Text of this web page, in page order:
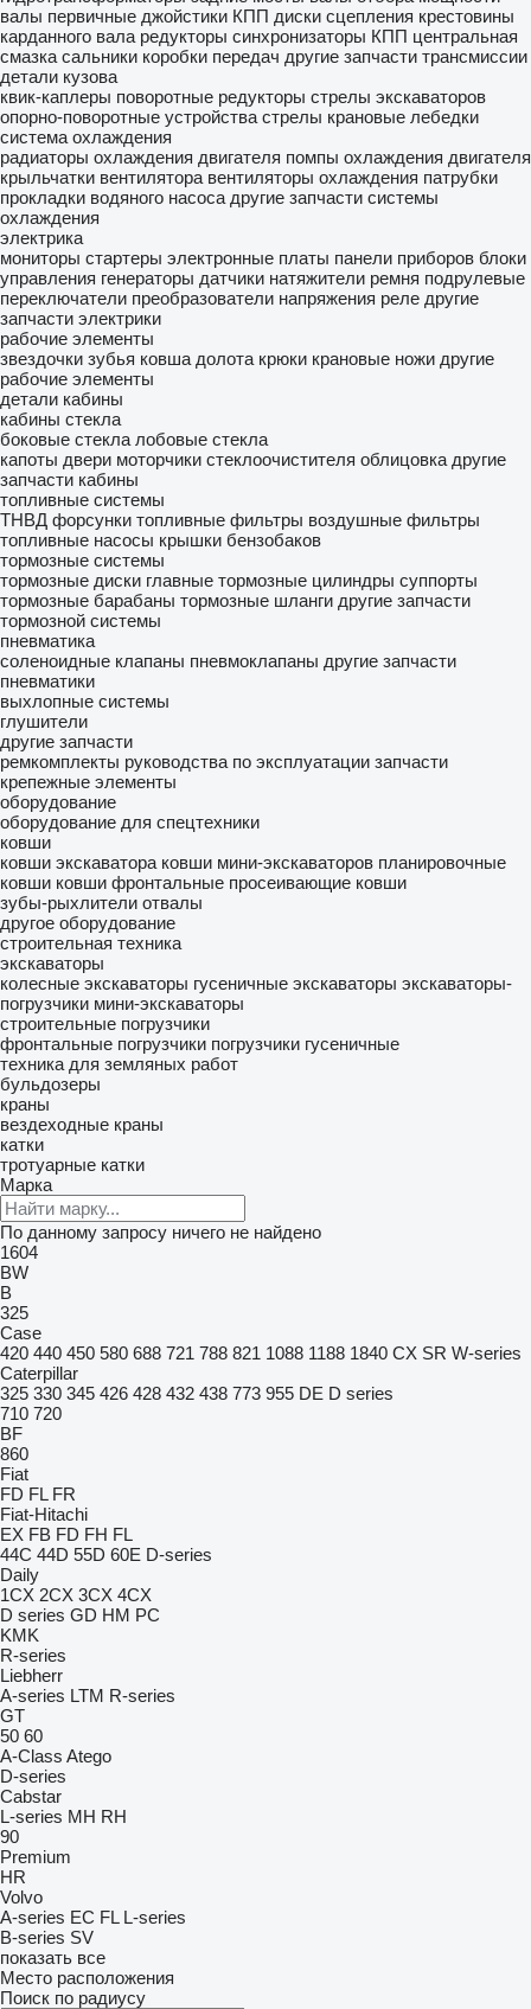
валы первичные джойстики КПП диски сцепления крестовины
карданного вала редукторы синхронизаторы КПП центральная
смазка сальники коробки передач другие запчасти трансмиссии
детали кузова
квик-каплеры поворотные редукторы стрелы экскаваторов
опорно-поворотные устройства стрелы крановые лебедки
система охлаждения
радиаторы охлаждения двигателя помпы охлаждения двигателя
крыльчатки вентилятора вентиляторы охлаждения патрубки
прокладки водяного насоса другие запчасти системы
охлаждения
электрика
мониторы стартеры электронные платы панели приборов блоки
управления генераторы датчики натяжители ремня подрулевые
переключатели преобразователи напряжения реле другие
запчасти электрики
рабочие элементы
звездочки зубья ковша долота крюки крановые ножи другие
рабочие элементы
детали кабины
кабины стекла
боковые стекла лобовые стекла
капоты двери моторчики стеклоочистителя облицовка другие
запчасти кабины
топливные системы
ТНВД форсунки топливные фильтры воздушные фильтры
топливные насосы крышки бензобаков
тормозные системы
тормозные диски главные тормозные цилиндры суппорты
тормозные барабаны тормозные шланги другие запчасти
тормозной системы
пневматика
соленоидные клапаны пневмоклапаны другие запчасти
пневматики
выхлопные системы
глушители
другие запчасти
ремкомплекты руководства по эксплуатации запчасти
крепежные элементы
оборудование
оборудование для спецтехники
ковши
ковши экскаватора ковши мини-экскаваторов планировочные
ковши ковши фронтальные просеивающие ковши
зубы-рыхлители отвалы
другое оборудование
строительная техника
экскаваторы
колесные экскаваторы гусеничные экскаваторы экскаваторы-
погрузчики мини-экскаваторы
строительные погрузчики
фронтальные погрузчики погрузчики гусеничные
техника для земляных работ
бульдозеры
краны
вездеходные краны
катки
тротуарные катки
Марка
По данному запросу ничего не найдено
1604
BW
B
325
Case
420 440 450 580 688 721 788 821 1088 1188 1840 CX SR W-series
Caterpillar
325 330 345 426 428 432 438 773 955 DE D series
710 720
BF
860
Fiat
FD FL FR
Fiat-Hitachi
EX FB FD FH FL
44C 44D 55D 60E D-series
Daily
1CX 2CX 3CX 4CX
D series GD HM PC
KMK
R-series
Liebherr
A-series LTM R-series
GT
50 60
A-Class Atego
D-series
Cabstar
L-series MH RH
90
Premium
HR
Volvo
A-series EC FL L-series
B-series SV
показать все
Место расположения
Поиск по радиусу